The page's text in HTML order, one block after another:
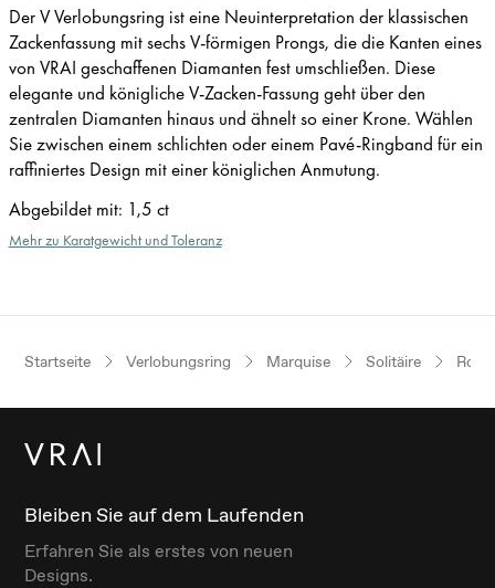
Der V Verlobungsring ist eine Neuinterpretation der klassischen
Zackenfassung mit sechs V-förmigen Prongs, die die Kanten eines
von VRAI geschaffenen Diamanten fest umschließen. Diese
elegante und königliche V-Zacken-Fassung geht über den
zentralen Diamanten hinaus und ähnelt so einer Krone. Wählen
Sie zwischen einem schlichten oder einem Pavé-Ringband für ein
raffiniertes Design mit einer königlichen Anmutung.
Abgebildet mit: 1,5 ct
Mehr zu Karatgewicht und Toleranz
Startseite Verlobungsring Marquise Solitäire
Bleiben Sie auf dem Laufenden
Erfahren Sie als erstes von neuen
Designs.